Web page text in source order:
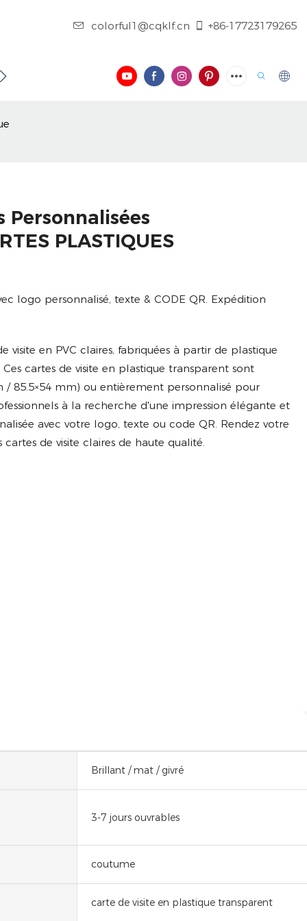
colorful1@cqklf.cn +86-17723179265
BLOG VIDÉO
Personnalisées
PLASTIQUES
logo personnalisé, texte & CODE QR. Expédition
visite en PVC claires, fabriquées à partir de plastique
cartes de visite en plastique transparent sont
/ 85.5×54 mm) ou entièrement personnalisé pour
à la recherche d'une impression élégante et
avec votre logo, texte ou code QR. Rendez votre
de visite claires de haute qualité.
Brillant / mat / givré
3-7 jours ouvrables
coutume
carte de visite en plastique transparent